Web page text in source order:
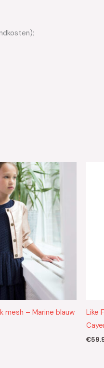
mesh – Marine blauw
Like
€